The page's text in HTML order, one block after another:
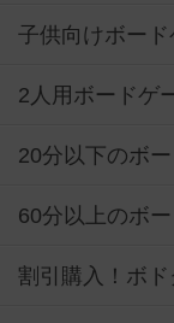
子供向けボー
2人用ボードゲ
20分以下のボ
60分以上のボ
割引購入！ボ